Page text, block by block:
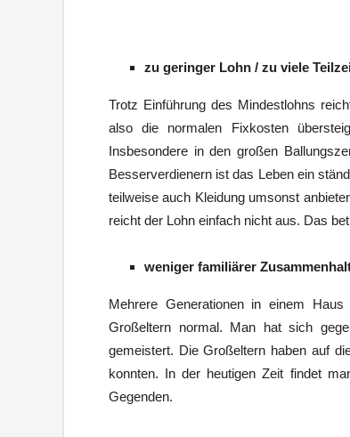
zu geringer Lohn / zu viele
Trotz Einführung des Mindestlohns
also die normalen Fixkosten
Insbesondere in den großen
Besserverdienern ist das Leben ein
teilweise auch Kleidung umsonst
reicht der Lohn einfach nicht aus. Das
weniger familiärer
Mehrere Generationen in einem
Großeltern normal. Man hat sich
gemeistert. Die Großeltern haben auf
konnten. In der heutigen Zeit findet
Gegenden.